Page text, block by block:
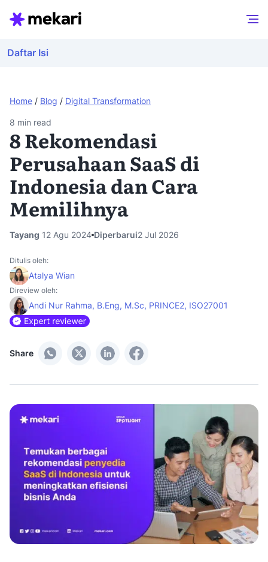
Home / Blog / Digital Transformation
Daftar Isi
8 min read
8 Rekomendasi
Perusahaan SaaS di
Indonesia dan Cara
Memilihnya
Tayang 12 Agu 2024 Diperbarui2 Jul 2026
Share
Ditulis oleh:
Atalya Wian
Direview oleh:
Andi Nur Rahma, B.Eng, M.Sc, PRINCE2, ISO27001